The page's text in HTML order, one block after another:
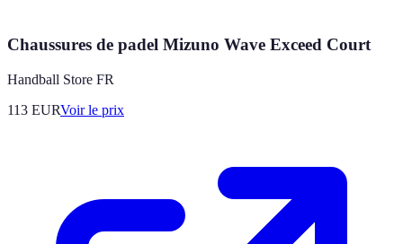
Chaussures de padel Mizuno Wave Exceed Court
Handball Store FR
113 EURVoir le prix